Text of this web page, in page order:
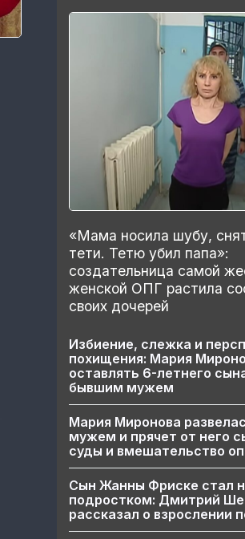
«Мама носила шубу,
тети. Тетю убил папа»:
создательница самой
женской ОПГ растила
своих дочерей
Избиение, слежка и
похищения: Мария
оставлять 6-летнего
бывшим мужем
Мария Миронова
мужем и прячет от него
суды и вмешательство
Сын Жанны Фриске стал
подростком: Дмитрий
рассказал о взрослении